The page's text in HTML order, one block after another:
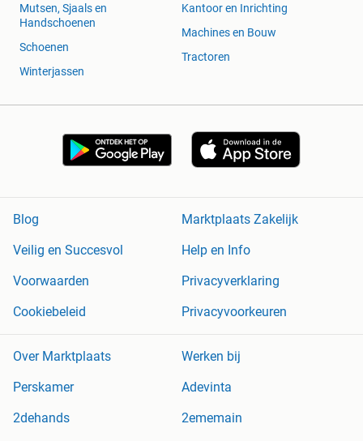
Mutsen, Sjaals en
Handschoenen
Schoenen
Winterjassen
Kantoor en Inrichting
Machines en Bouw
Tractoren
Blog
Marktplaats Zakelijk
Veilig en Succesvol
Help en Info
Voorwaarden
Privacyverklaring
Cookiebeleid
Privacyvoorkeuren
Over Marktplaats
Werken bij
Perskamer
Adevinta
2dehands
2ememain